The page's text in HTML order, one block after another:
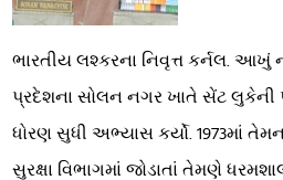
ભારતીય લશ્કરના નિવૃત્ત કર્નલ. આખું
પ્રદેશના સોલન નગર ખાતે સેંટ લુકેની
ધોરણ સુધી અભ્યાસ કર્યો. 1973માં
સુરક્ષા વિભાગમાં જોડાતાં તેમણે